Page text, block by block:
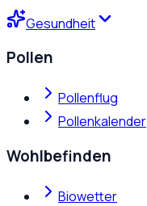
Gesundheit
Pollen
Pollenflug
Pollenkalender
Wohlbefinden
Biowetter